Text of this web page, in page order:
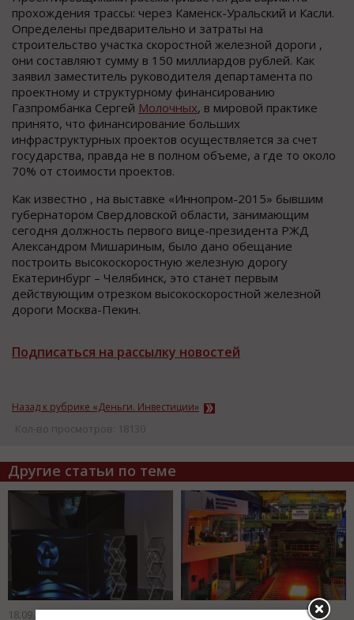
прохождения трассы: через Каменск-Уральский и Касли.
Определены предварительно и затраты на
строительство участка скоростной железной дороги ,
они составляют сумму в 150 миллиардов рублей. Как
заявил заместитель руководителя департамента по
проектному и структурному финансированию
Газпромбанка Сергей Молочных, в мировой практике
принято, что финансирование больших
инфраструктурных проектов осуществляется за счет
государства, правда не в полном объеме, а где то около
70% от стоимости проектов.
Как известно , на выставке «Иннопром-2015» бывшим
губернатором Свердловской области, занимающим
сегодня должность первого вице-президента РЖД
Александром Мишариным, было дано обещание
построить высокоскоростную железную дорогу
Екатеринбург – Челябинск, это станет первым
действующим отрезком высокоскоростной железной
дороги Москва-Пекин.
Подписаться на рассылку новостей
Назад к рубрике «Деньги. Инвестиции»
Кол-во просмотров: 18130
Другие статьи по теме
18.09.2015
03.09.2015